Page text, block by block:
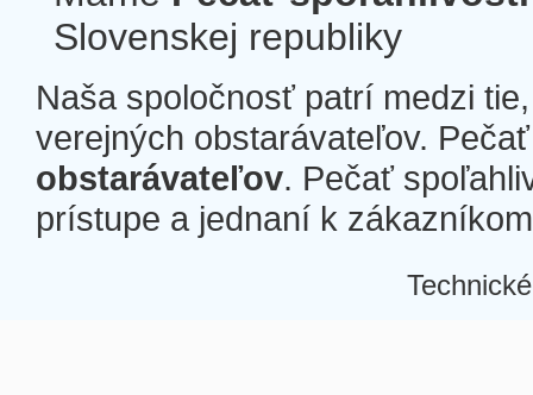
Slovenskej republiky
Naša spoločnosť patrí medzi
verejných obstarávateľov.
obstarávateľov. Pečať
prístupe a jednaní k